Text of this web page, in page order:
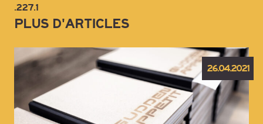
.227.1
PLUS D'ARTICLES
26.04.2021